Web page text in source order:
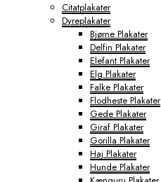
Citatplakater
Dyreplakater
Bjørne Plakater
Delfin Plakater
Elefant Plakater
Elg Plakater
Falke Plakater
Flodheste Plakater
Gede Plakater
Giraf Plakater
Gorilla Plakater
Haj Plakater
Hunde Plakater